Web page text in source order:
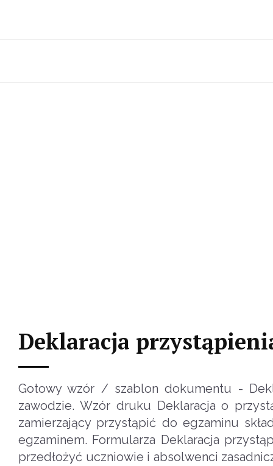
Deklaracja
Gotowy wzór / szablon dokumentu -
zawodzie. Wzór druku Deklaracja o
zamierzający przystąpić do egzaminu
egzaminem. Formularza Deklaracja
przedłożyć uczniowie i absolwenci